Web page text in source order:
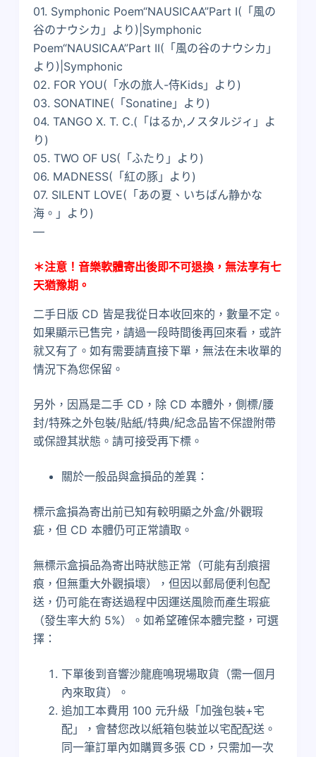
01. Symphonic Poem“NAUSICAA”Part I(「風の
谷のナウシカ」より)|Symphonic
Poem“NAUSICAA”Part II(「風の谷のナウシカ」
より)|Symphonic
02. FOR YOU(「水の旅人-侍Kids」より)
03. SONATINE(「Sonatine」より)
04. TANGO X. T. C.(「はるか,ノスタルジィ」よ
り)
05. TWO OF US(「ふたり」より)
06. MADNESS(「紅の豚」より)
07. SILENT LOVE(「あの夏、いちばん静かな
海。」より)
—
＊注意！音樂軟體寄出後即不可退換，無法享有七
天猶豫期。
二手日版 CD 皆是我從日本收回來的，數量不定。
如果顯示已售完，請過一段時間後再回來看，或許
就又有了。如有需要請直接下單，無法在未收單的
情況下為您保留。
另外，因爲是二手 CD，除 CD 本體外，側標/腰
封/特殊之外包裝/貼紙/特典/紀念品皆不保證附帶
或保證其狀態。請可接受再下標。
關於一般品與盒損品的差異：
標示盒損為寄出前已知有較明顯之外盒/外觀瑕
疵，但 CD 本體仍可正常讀取。
無標示盒損品為寄出時狀態正常（可能有刮痕摺
痕，但無重大外觀損壞），但因以郵局便利包配
送，仍可能在寄送過程中因運送風險而產生瑕疵
（發生率大約 5%）。如希望確保本體完整，可選
擇：
下單後到音響沙龍鹿鳴現場取貨（需一個月
內來取貨）。
追加工本費用 100 元升級「加強包裝+宅
配」，會替您改以紙箱包裝並以宅配配送。
同一筆訂單內如購買多張 CD，只需加一次